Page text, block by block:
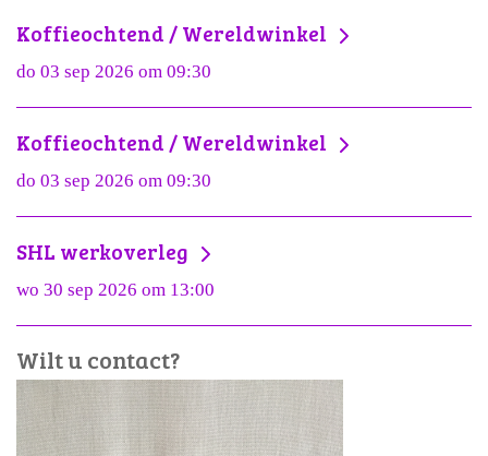
Koffieochtend / Wereldwinkel
do 03 sep 2026 om 09:30
Koffieochtend / Wereldwinkel
do 03 sep 2026 om 09:30
SHL werkoverleg
wo 30 sep 2026 om 13:00
Wilt u contact?